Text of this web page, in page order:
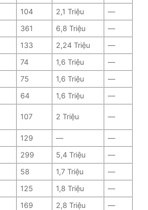
104 2,1 Triệu
—
361 6,8 Triệu
—
133 2,24 Triệu
—
74 1,6 Triệu
—
75 1,6 Triệu
—
64 1,6 Triệu
—
107 2 Triệu —
129 —
—
299 5,4 Triệu
—
58 1,7 Triệu
—
125 1,8 Triệu
—
169 2,8 Triệu
—